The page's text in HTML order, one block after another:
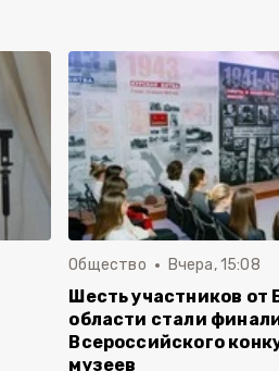
Общество Вчера, 15:08
Шесть участников от
области стали
Всероссийского
музеев